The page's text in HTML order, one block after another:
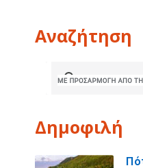
Αναζήτηση
Δημοφιλή